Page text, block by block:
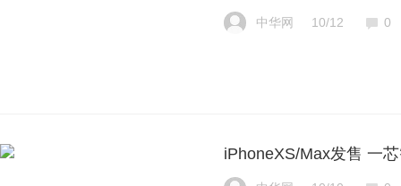
中华网 10/12 0
iPhoneXS/Max发售 一